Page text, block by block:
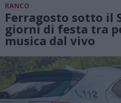
RANCO
Ferragosto sotto il
giorni di festa tra
musica dal vivo